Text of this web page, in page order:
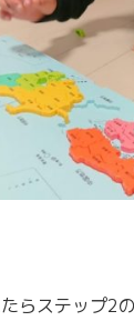
らステップ2